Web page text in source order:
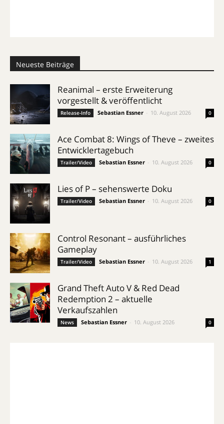
Neueste Beiträge
Reanimal – erste Erweiterung
vorgestellt & veröffentlicht
Release-Info Sebastian Essner 10. August 2026 0
Ace Combat 8: Wings of Theve – zweites
Entwicklertagebuch
Trailer/Video Sebastian Essner 10. August 2026 0
Lies of P – sehenswerte Doku
Trailer/Video Sebastian Essner 10. August 2026 0
Control Resonant – ausführliches
Gameplay
Trailer/Video Sebastian Essner 10. August 2026 1
Grand Theft Auto V & Red Dead
Redemption 2 – aktuelle
Verkaufszahlen
News Sebastian Essner 10. August 2026 0